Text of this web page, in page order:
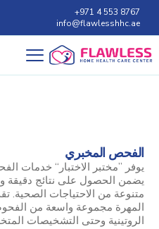
8767 553 4 971+
info@flawlesshhc.ae
الفحص المخبري
يوفر ”مختبر الاختبار“ خدمات
يضمن الحصول على نتائج
متنوعة من الاحتياجات الصحية.
المهرة مجموعة واسعة من
الروتينية وحتى التشخيصات